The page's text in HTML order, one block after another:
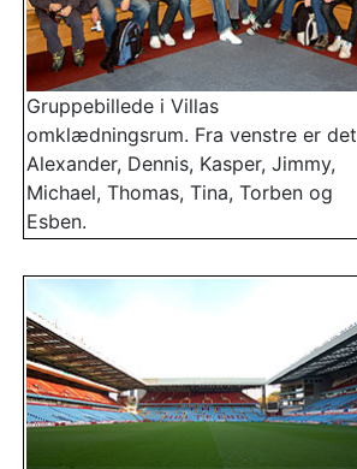
Gruppebillede i Villas
omklædningsrum. Fra venstre er det
Alexander, Dennis, Kasper, Jimmy,
Michael, Thomas, Tina, Torben og
Esben.